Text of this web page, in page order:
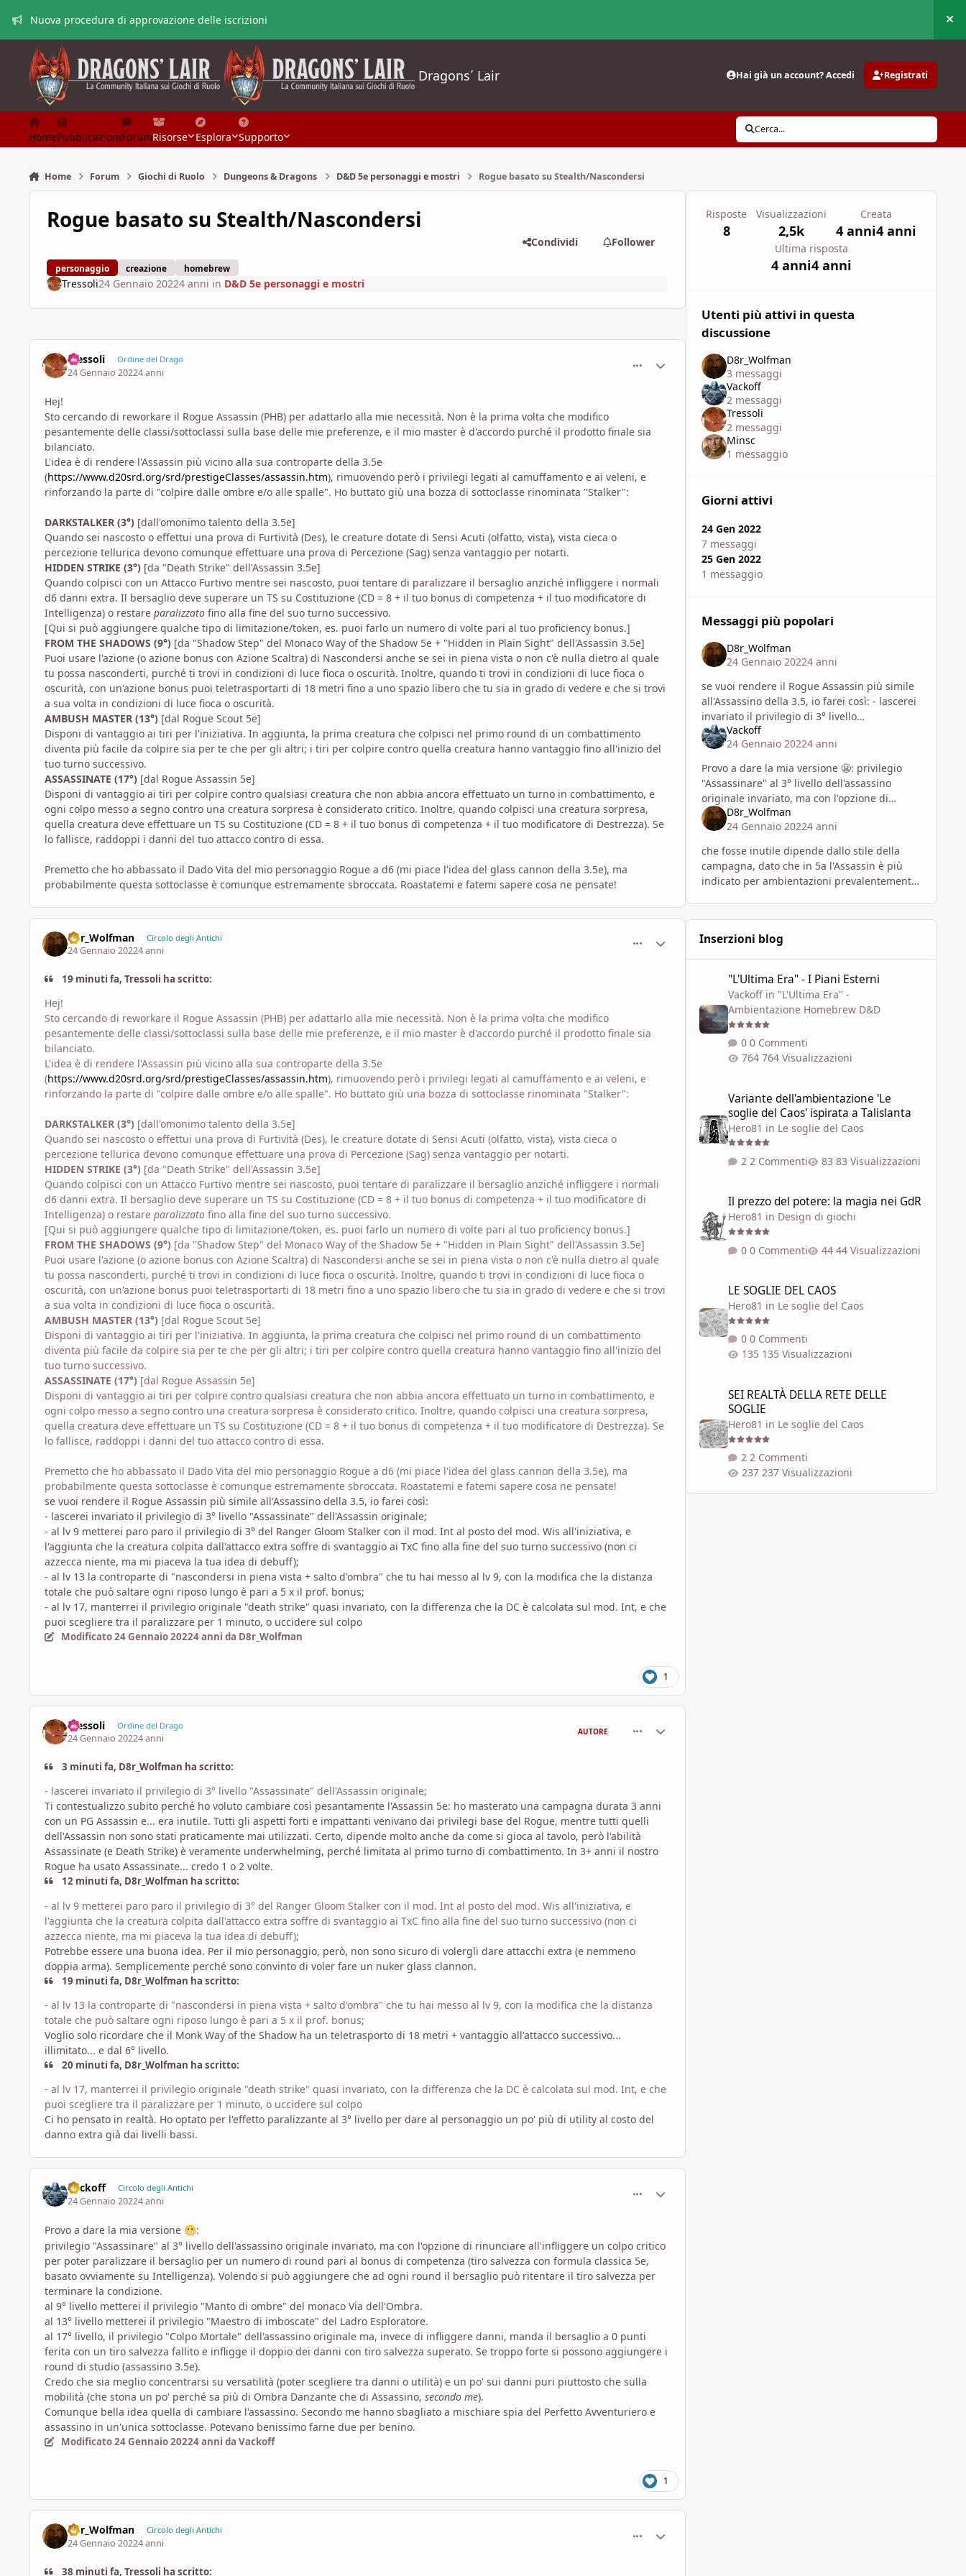
Nuova procedura di approvazione delle iscrizioni
Dragons´ Lair Hai già un account? Accedi Registrati
HomePubblicazioniForumRisorse Esplora Supporto
Cerca...
Home Forum Giochi di Ruolo Dungeons & Dragons D&D 5e personaggi e mostri Rogue basato su Stealth/Nascondersi
Rogue basato su Stealth/Nascondersi
personaggio creazione homebrew
Condividi Follower
Tressoli24 Gennaio 20224 anni in D&D 5e personaggi e mostri
Tressoli Ordine del Drago
24 Gennaio 20224 anni
comment_1789258
Statistiche Autore
Hej!
Sto cercando di reworkare il Rogue Assassin (PHB) per adattarlo alla mie necessità. Non è la prima volta che modifico
pesantemente delle classi/sottoclassi sulla base delle mie preferenze, e il mio master è d'accordo purché il prodotto finale sia
bilanciato.
L'idea è di rendere l'Assassin più vicino alla sua controparte della 3.5e
(https://www.d20srd.org/srd/prestigeClasses/assassin.htm), rimuovendo però i privilegi legati al camuffamento e ai veleni, e
rinforzando la parte di "colpire dalle ombre e/o alle spalle". Ho buttato giù una bozza di sottoclasse rinominata "Stalker":
DARKSTALKER (3°) [dall'omonimo talento della 3.5e]
Quando sei nascosto o effettui una prova di Furtività (Des), le creature dotate di Sensi Acuti (olfatto, vista), vista cieca o
percezione tellurica devono comunque effettuare una prova di Percezione (Sag) senza vantaggio per notarti.
HIDDEN STRIKE (3°) [da "Death Strike" dell'Assassin 3.5e]
Quando colpisci con un Attacco Furtivo mentre sei nascosto, puoi tentare di paralizzare il bersaglio anziché infliggere i normali
d6 danni extra. Il bersaglio deve superare un TS su Costituzione (CD = 8 + il tuo bonus di competenza + il tuo modificatore di
Intelligenza) o restare paralizzato fino alla fine del suo turno successivo.
[Qui si può aggiungere qualche tipo di limitazione/token, es. puoi farlo un numero di volte pari al tuo proficiency bonus.]
FROM THE SHADOWS (9°) [da "Shadow Step" del Monaco Way of the Shadow 5e + "Hidden in Plain Sight" dell'Assassin 3.5e]
Puoi usare l'azione (o azione bonus con Azione Scaltra) di Nascondersi anche se sei in piena vista o non c'è nulla dietro al quale
tu possa nasconderti, purché ti trovi in condizioni di luce fioca o oscurità. Inoltre, quando ti trovi in condizioni di luce fioca o
oscurità, con un'azione bonus puoi teletrasportarti di 18 metri fino a uno spazio libero che tu sia in grado di vedere e che si trovi
a sua volta in condizioni di luce fioca o oscurità.
AMBUSH MASTER (13°) [dal Rogue Scout 5e]
Disponi di vantaggio ai tiri per l'iniziativa. In aggiunta, la prima creatura che colpisci nel primo round di un combattimento
diventa più facile da colpire sia per te che per gli altri; i tiri per colpire contro quella creatura hanno vantaggio fino all'inizio del
tuo turno successivo.
ASSASSINATE (17°) [dal Rogue Assassin 5e]
Disponi di vantaggio ai tiri per colpire contro qualsiasi creatura che non abbia ancora effettuato un turno in combattimento, e
ogni colpo messo a segno contro una creatura sorpresa è considerato critico. Inoltre, quando colpisci una creatura sorpresa,
quella creatura deve effettuare un TS su Costituzione (CD = 8 + il tuo bonus di competenza + il tuo modificatore di Destrezza). Se
lo fallisce, raddoppi i danni del tuo attacco contro di essa.
Premetto che ho abbassato il Dado Vita del mio personaggio Rogue a d6 (mi piace l'idea del glass cannon della 3.5e), ma
probabilmente questa sottoclasse è comunque estremamente sbroccata. Roastatemi e fatemi sapere cosa ne pensate!
D8r_Wolfman Circolo degli Antichi
24 Gennaio 20224 anni
comment_1789263
Statistiche Autore
19 minuti fa, Tressoli ha scritto:
Hej!
Sto cercando di reworkare il Rogue Assassin (PHB) per adattarlo alla mie necessità. Non è la prima volta che modifico
pesantemente delle classi/sottoclassi sulla base delle mie preferenze, e il mio master è d'accordo purché il prodotto finale sia
bilanciato.
L'idea è di rendere l'Assassin più vicino alla sua controparte della 3.5e
(https://www.d20srd.org/srd/prestigeClasses/assassin.htm), rimuovendo però i privilegi legati al camuffamento e ai veleni, e
rinforzando la parte di "colpire dalle ombre e/o alle spalle". Ho buttato giù una bozza di sottoclasse rinominata "Stalker":
DARKSTALKER (3°) [dall'omonimo talento della 3.5e]
Quando sei nascosto o effettui una prova di Furtività (Des), le creature dotate di Sensi Acuti (olfatto, vista), vista cieca o
percezione tellurica devono comunque effettuare una prova di Percezione (Sag) senza vantaggio per notarti.
HIDDEN STRIKE (3°) [da "Death Strike" dell'Assassin 3.5e]
Quando colpisci con un Attacco Furtivo mentre sei nascosto, puoi tentare di paralizzare il bersaglio anziché infliggere i normali
d6 danni extra. Il bersaglio deve superare un TS su Costituzione (CD = 8 + il tuo bonus di competenza + il tuo modificatore di
Intelligenza) o restare paralizzato fino alla fine del suo turno successivo.
[Qui si può aggiungere qualche tipo di limitazione/token, es. puoi farlo un numero di volte pari al tuo proficiency bonus.]
FROM THE SHADOWS (9°) [da "Shadow Step" del Monaco Way of the Shadow 5e + "Hidden in Plain Sight" dell'Assassin 3.5e]
Puoi usare l'azione (o azione bonus con Azione Scaltra) di Nascondersi anche se sei in piena vista o non c'è nulla dietro al quale
tu possa nasconderti, purché ti trovi in condizioni di luce fioca o oscurità. Inoltre, quando ti trovi in condizioni di luce fioca o
oscurità, con un'azione bonus puoi teletrasportarti di 18 metri fino a uno spazio libero che tu sia in grado di vedere e che si trovi
a sua volta in condizioni di luce fioca o oscurità.
AMBUSH MASTER (13°) [dal Rogue Scout 5e]
Disponi di vantaggio ai tiri per l'iniziativa. In aggiunta, la prima creatura che colpisci nel primo round di un combattimento
diventa più facile da colpire sia per te che per gli altri; i tiri per colpire contro quella creatura hanno vantaggio fino all'inizio del
tuo turno successivo.
ASSASSINATE (17°) [dal Rogue Assassin 5e]
Disponi di vantaggio ai tiri per colpire contro qualsiasi creatura che non abbia ancora effettuato un turno in combattimento, e
ogni colpo messo a segno contro una creatura sorpresa è considerato critico. Inoltre, quando colpisci una creatura sorpresa,
quella creatura deve effettuare un TS su Costituzione (CD = 8 + il tuo bonus di competenza + il tuo modificatore di Destrezza). Se
lo fallisce, raddoppi i danni del tuo attacco contro di essa.
Premetto che ho abbassato il Dado Vita del mio personaggio Rogue a d6 (mi piace l'idea del glass cannon della 3.5e), ma
probabilmente questa sottoclasse è comunque estremamente sbroccata. Roastatemi e fatemi sapere cosa ne pensate!
se vuoi rendere il Rogue Assassin più simile all'Assassino della 3.5, io farei così:
- lascerei invariato il privilegio di 3° livello "Assassinate" dell'Assassin originale;
- al lv 9 metterei paro paro il privilegio di 3° del Ranger Gloom Stalker con il mod. Int al posto del mod. Wis all'iniziativa, e
l'aggiunta che la creatura colpita dall'attacco extra soffre di svantaggio ai TxC fino alla fine del suo turno successivo (non ci
azzecca niente, ma mi piaceva la tua idea di debuff);
- al lv 13 la controparte di "nascondersi in piena vista + salto d'ombra" che tu hai messo al lv 9, con la modifica che la distanza
totale che può saltare ogni riposo lungo è pari a 5 x il prof. bonus;
- al lv 17, manterrei il privilegio originale "death strike" quasi invariato, con la differenza che la DC è calcolata sul mod. Int, e che
puoi scegliere tra il paralizzare per 1 minuto, o uccidere sul colpo
Modificato24 Gennaio 20224 anni da D8r_Wolfman
1
Tressoli Ordine del Drago
24 Gennaio 20224 anni
AUTORE
3 minuti fa, D8r_Wolfman ha scritto:
- lascerei invariato il privilegio di 3° livello "Assassinate" dell'Assassin originale;
Ti contestualizzo subito perché ho voluto cambiare così pesantamente l'Assassin 5e: ho masterato una campagna durata 3 anni
con un PG Assassin e... era inutile. Tutti gli aspetti forti e impattanti venivano dai privilegi base del Rogue, mentre tutti quelli
dell'Assassin non sono stati praticamente mai utilizzati. Certo, dipende molto anche da come si gioca al tavolo, però l'abilità
Assassinate (e Death Strike) è veramente underwhelming, perché limitata al primo turno di combattimento. In 3+ anni il nostro
Rogue ha usato Assassinate... credo 1 o 2 volte.
12 minuti fa, D8r_Wolfman ha scritto:
- al lv 9 metterei paro paro il privilegio di 3° del Ranger Gloom Stalker con il mod. Int al posto del mod. Wis all'iniziativa, e
l'aggiunta che la creatura colpita dall'attacco extra soffre di svantaggio ai TxC fino alla fine del suo turno successivo (non ci
azzecca niente, ma mi piaceva la tua idea di debuff);
Potrebbe essere una buona idea. Per il mio personaggio, però, non sono sicuro di volergli dare attacchi extra (e nemmeno
doppia arma). Semplicemente perché sono convinto di voler fare un nuker glass clannon.
19 minuti fa, D8r_Wolfman ha scritto:
- al lv 13 la controparte di "nascondersi in piena vista + salto d'ombra" che tu hai messo al lv 9, con la modifica che la distanza
totale che può saltare ogni riposo lungo è pari a 5 x il prof. bonus;
Voglio solo ricordare che il Monk Way of the Shadow ha un teletrasporto di 18 metri + vantaggio all'attacco successivo...
illimitato... e dal 6° livello.
20 minuti fa, D8r_Wolfman ha scritto:
- al lv 17, manterrei il privilegio originale "death strike" quasi invariato, con la differenza che la DC è calcolata sul mod. Int, e che
puoi scegliere tra il paralizzare per 1 minuto, o uccidere sul colpo
Ci ho pensato in realtà. Ho optato per l'effetto paralizzante al 3° livello per dare al personaggio un po' più di utility al costo del
danno extra già dai livelli bassi.
Vackoff Circolo degli Antichi
24 Gennaio 20224 anni
Provo a dare la mia versione 😬:
privilegio "Assassinare" al 3° livello dell'assassino originale invariato, ma con l'opzione di rinunciare all'infliggere un colpo critico
per poter paralizzare il bersaglio per un numero di round pari al bonus di competenza (tiro salvezza con formula classica 5e,
basato ovviamente su Intelligenza). Volendo si può aggiungere che ad ogni round il bersaglio può ritentare il tiro salvezza per
terminare la condizione.
al 9° livello metterei il privilegio "Manto di ombre" del monaco Via dell'Ombra.
al 13° livello metterei il privilegio "Maestro di imboscate" del Ladro Esploratore.
al 17° livello, il privilegio "Colpo Mortale" dell'assassino originale ma, invece di infliggere danni, manda il bersaglio a 0 punti
ferita con un tiro salvezza fallito e infligge il doppio dei danni con tiro salvezza superato. Se troppo forte si possono aggiungere i
round di studio (assassino 3.5e).
Credo che sia meglio concentrarsi su versatilità (poter scegliere tra danni o utilità) e un po' sui danni puri piuttosto che sulla
mobilità (che stona un po' perché sa più di Ombra Danzante che di Assassino, secondo me).
Comunque bella idea quella di cambiare l'assassino. Secondo me hanno sbagliato a mischiare spia del Perfetto Avventuriero e
assassino in un'unica sottoclasse. Potevano benissimo farne due per benino.
Modificato24 Gennaio 20224 anni da Vackoff
1
D8r_Wolfman Circolo degli Antichi
24 Gennaio 20224 anni
38 minuti fa, Tressoli ha scritto:
Risposte
8
Visualizzazioni
2,5k
Creata
4 anni4 anni
Ultima risposta
4 anni4 anni
Utenti più attivi in questa
discussione
D8r_Wolfman
3 messaggi
Vackoff
2 messaggi
Tressoli
2 messaggi
Minsc
1 messaggio
Giorni attivi
24 Gen 2022
7 messaggi
25 Gen 2022
1 messaggio
Messaggi più popolari
D8r_Wolfman
24 Gennaio 20224 anni
se vuoi rendere il Rogue Assassin più simile
all'Assassino della 3.5, io farei così: - lascerei
invariato il privilegio di 3° livello
"Assassinate" dell'Assassin originale; - al lv 9
metterei p
Vackoff
24 Gennaio 20224 anni
Provo a dare la mia versione 😬: privilegio
"Assassinare" al 3° livello dell'assassino
originale invariato, ma con l'opzione di
rinunciare all'infliggere un colpo critico per
poter paralizzare
D8r_Wolfman
24 Gennaio 20224 anni
che fosse inutile dipende dallo stile della
campagna, dato che in 5a l'Assassin è più
indicato per ambientazioni prevalentemente
Inserzioni blog
"L'Ultima Era" - I Piani Esterni
Vackoffin "L'Ultima Era" -
Ambientazione Homebrew D&D
0 Commenti
764 Visualizzazioni
Variante dell'ambientazione 'Le
soglie del Caos' ispirata a Talislanta
Hero81 in Le soglie del Caos
2 Commenti 83 Visualizzazioni
Il prezzo del potere: la magia nei GdR
Hero81 in Design di giochi
0 Commenti 44 Visualizzazioni
LE SOGLIE DEL CAOS
Hero81 in Le soglie del Caos
0 Commenti
135 Visualizzazioni
SEI REALTÀ DELLA RETE DELLE
SOGLIE
Hero81 in Le soglie del Caos
2 Commenti
237 Visualizzazioni